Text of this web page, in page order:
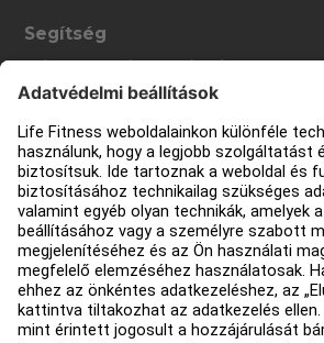
Segítség
Szolgáltatási központ
Oktatási központ
Rólunk
Forgalmazó keresése
Üzletek keresése
Jogi információk